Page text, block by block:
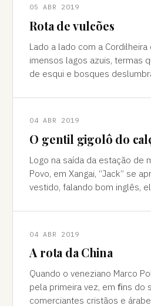
05 ABR 2019
Rota de vulcões
Lado a lado com a
imensos lagos azuis, termas
de esqui e bosques
04 ABR 2019
O gentil gigolô do
Logo na saída da estação de
Povo, em Xangai, “Jack” se
vestido, falando bom inglês,
04 ABR 2019
A rota da China
Quando o veneziano Marco
pela primeira vez, em ﬁns do
comerciantes cristãos e